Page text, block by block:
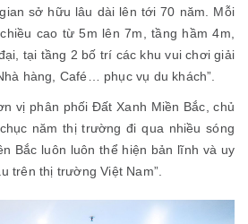
sở hữu lâu dài lên tới 70 năm. Mỗi
cao từ 5m lên 7m, tầng hầm 4m,
tại tầng 2 bố trí các khu vui chơi giải
hàng, Café… phục vụ du khách”.
vị phân phối Đất Xanh Miền Bắc, chủ
năm thị trường đi qua nhiều sóng
Bắc luôn luôn thể hiện bản lĩnh và uy
trên thị trường Việt Nam”.